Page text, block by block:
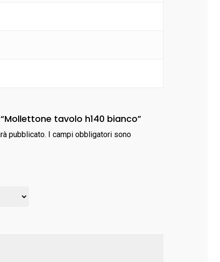
tavolo h140 bianco”
pubblicato. I campi obbligatori sono